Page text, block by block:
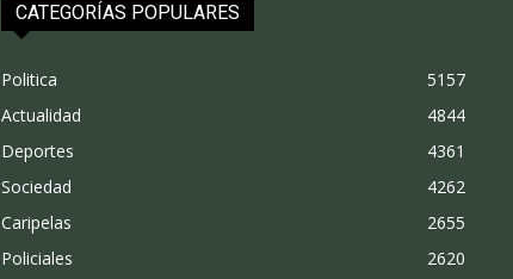
CATEGORÍAS POPULARES
Politica
5157
Actualidad
4844
Deportes
4361
Sociedad
4262
Caripelas
2655
Policiales
2620